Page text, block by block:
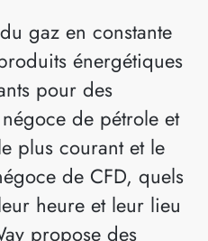
gaz en constante
énergétiques
pour des
de pétrole et
plus courant et le
de CFD, quels
heure et leur lieu
propose des